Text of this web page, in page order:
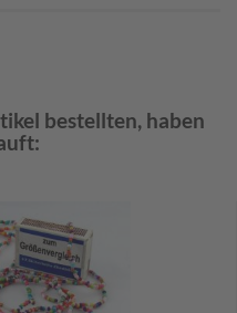
bestellten, haben